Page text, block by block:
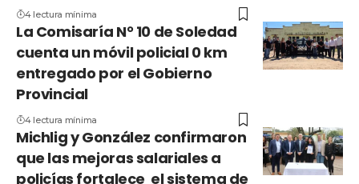
4 lectura mínima
La Comisaría N° 10 de Soledad
cuenta un móvil policial 0 km
entregado por el Gobierno
Provincial
4 lectura mínima
Michlig y González confirmaron
que las mejoras salariales a
policías fortalece el sistema de